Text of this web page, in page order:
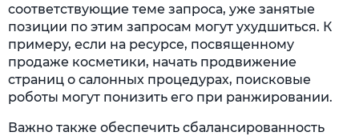
соответствующие теме запроса, уже занятые
позиции по этим запросам могут ухудшиться. К
примеру, если на ресурсе, посвященному
продаже косметики, начать продвижение
страниц о салонных процедурах, поисковые
роботы могут понизить его при ранжировании.
Важно также обеспечить сбалансированность